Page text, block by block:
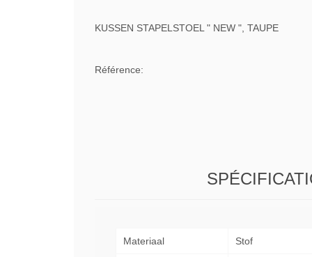
KUSSEN STAPELSTOEL " NEW ", TAUPE
Référence:
Materiaal Stof